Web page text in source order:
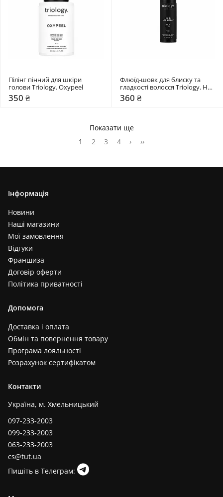
Пілінг пінний для шкіри
голови Triology. Oxypeel
350 ₴
Флюїд-шовк для блиску та
гладкості волосся Triology. Hair
Architect
360 ₴
Показати ще
1
2 3 4 › ››
Інформація
Новини
Наші магазини
Мої замовлення
Відгуки
Франшиза
Договір оферти
Політика приватності
Допомога
Доставка і оплата
Обмін та повернення товару
Програма лояльності
Розрахунок сертифікатом
Контакти
Україна, м. Хмельницький
097-233-2003
099-233-2003
063-233-2003
cs@tut.ua
Пишіть в Телеграм: